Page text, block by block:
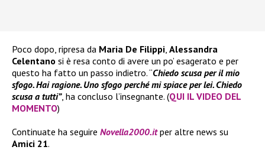
Poco dopo, ripresa da Maria De Filippi Alessandra
Celentano si è resa conto di avere un po’ esagerato e per
questo ha fatto un passo indietro.“Chiedo scusa per il mio
sfogo. Hai ragione. Uno sfogo perché mi spiace per lei. Chiedo
scusa a tutti”, ha concluso l’insegnante. (QUI IL VIDEO DEL
MOMENTO)
Continuate ha seguire Novella2000.it per altre news su
Amici 21.